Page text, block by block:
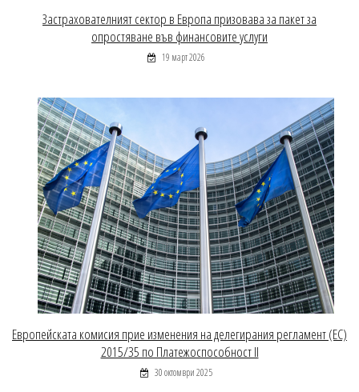
Застрахователният сектор в Европа призовава за пакет за
опростяване във финансовите услуги
19 март 2026
Европейската комисия прие изменения на делегирания регламент (ЕС)
2015/35 по Платежоспособност II
30 октомври 2025